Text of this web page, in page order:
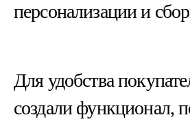
персонализации и
Для удобства
создали функционал,